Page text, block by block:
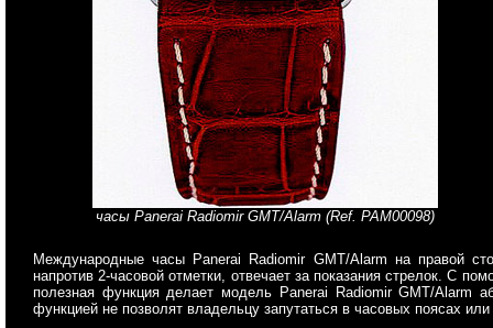
часы Panerai Radiomir GMT/Alarm (Ref. PAM00098)
Международные часы Panerai Radiomir GMT/Alarm на правой
напротив 2-часовой отметки, отвечает за показания стрелок. С
полезная функция делает модель Panerai Radiomir GMT/Alarm
функцией не позволят владельцу запутаться в часовых поясах